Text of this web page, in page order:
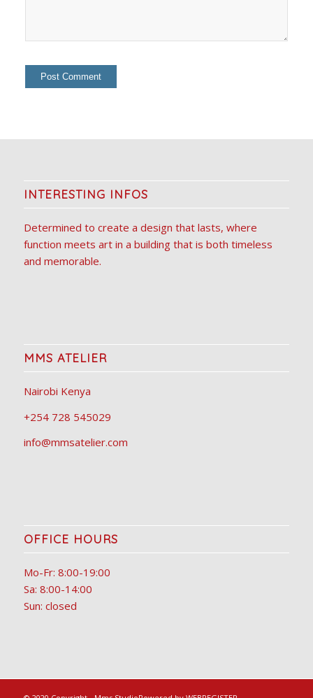
INTERESTING INFOS
Determined to create a design that lasts, where
function meets art in a building that is both timeless
and memorable.
MMS ATELIER
Nairobi Kenya
+254 728 545029
info@mmsatelier.com
OFFICE HOURS
Mo-Fr: 8:00-19:00
Sa: 8:00-14:00
Sun: closed